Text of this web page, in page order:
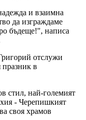
и взаимна
да изграждаме
бъдеще!", написа
отслужи
в
стил, най-големият
- Черепишкият
своя храмов